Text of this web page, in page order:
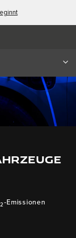
2‑Emissionen